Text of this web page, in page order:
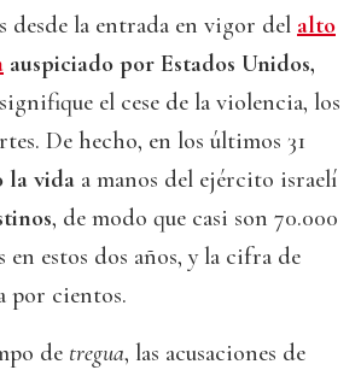
desde la entrada en vigor del alto
auspiciado por Estados Unidos,
el cese de la violencia, los
De hecho, en los últimos 31
la vida a manos del ejército israelí
, de modo que casi son 70.000
en estos dos años, y la cifra de
por cientos.
de tregua, las acusaciones de